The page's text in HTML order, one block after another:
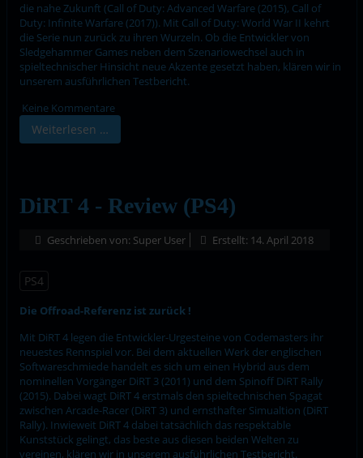
die nahe Zukunft (Call of Duty: Advanced Warfare (2015), Call of
Duty: Infinite Warfare (2017)). Mit Call of Duty: World War II kehrt
die Serie nun zurück zu ihren Wurzeln. Ob die Entwickler von
Sledgehammer Games neben dem Szenariowechsel auch in
spieltechnischer Hinsicht neue Akzente gesetzt haben, klären wir in
unserem ausführlichen Testbericht.
Keine Kommentare
Weiterlesen …
DiRT 4 - Review (PS4)
Geschrieben von: Super User Erstellt: 14. April 2018
PS4
Die Offroad-Referenz ist zurück !
Mit DiRT 4 legen die Entwickler-Urgesteine von Codemasters ihr
neuestes Rennspiel vor. Bei dem aktuellen Werk der englischen
Softwareschmiede handelt es sich um einen Hybrid aus dem
nominellen Vorgänger DiRT 3 (2011) und dem Spinoff DiRT Rally
(2015). Dabei wagt DiRT 4 erstmals den spieltechnischen Spagat
zwischen Arcade-Racer (DiRT 3) und ernsthafter Simualtion (DiRT
Rally). Inwieweit DiRT 4 dabei tatsächlich das respektable
Kunststück gelingt, das beste aus diesen beiden Welten zu
vereinen, klären wir in unserem ausführlichen Testbericht.